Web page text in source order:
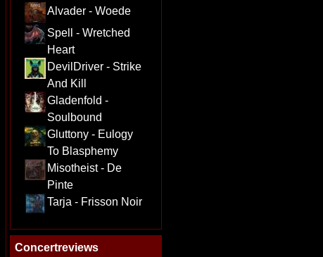
Alvader - Woede
Spell - Wretched
Heart
DevilDriver - Strike
And Kill
Gladenfold -
Soulbound
Gluttony - Eulogy
To Blasphemy
Misotheist - De
Pinte
Tarja - Frisson Noir
Concertreviews